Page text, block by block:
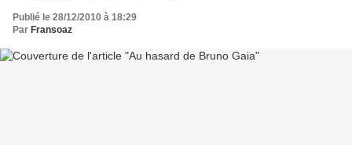
Publié le 28/12/2010 à 18:29
Par Fransoaz